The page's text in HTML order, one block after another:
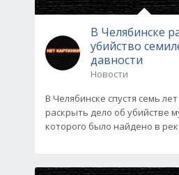
В Челябинске
убийство
давности
Новости
В Челябинске спустя семь
раскрыть дело об убийстве
которого было найдено в